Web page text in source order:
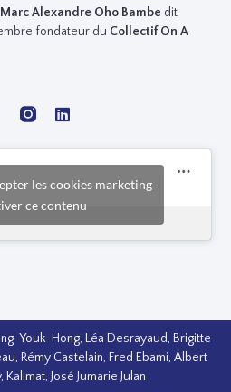
Marc Alexandre Oho Bambe dit
fondateur du Collectif On A
les cookies marketing
ce contenu
Youk-Hong, Léa Desrayaud, Brigitte
Rémy Castelain, Fred Ebami, Albert
José Jumarie Julan